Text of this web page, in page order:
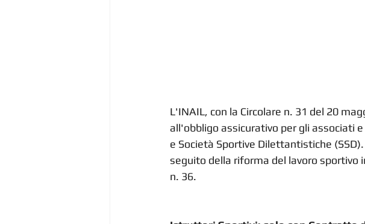
L'INAIL, con la Circolare n. 31 del 20
all'obbligo assicurativo per gli associati
e Società Sportive Dilettantistiche
seguito della riforma del lavoro
n. 36.